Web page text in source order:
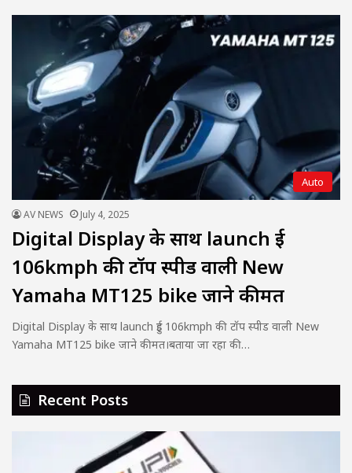
Auto
AV NEWS July 4, 2025
Digital Display के साथ launch हुई
106kmph की टॉप स्पीड वाली New
Yamaha MT125 bike जाने कीमत
Digital Display के साथ launch हुई 106kmph की टॉप स्पीड वाली New
Yamaha MT125 bike जाने कीमत।बताया जा रहा की…
Recent Posts